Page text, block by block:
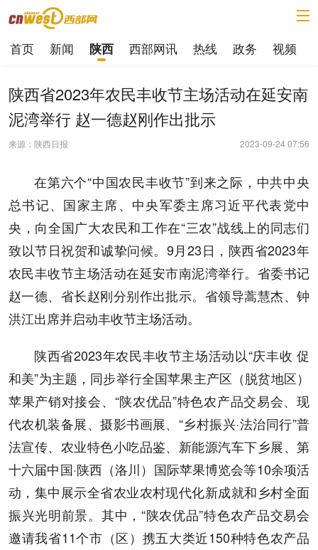
首页 新闻 陕西 西部网讯 热线 政务 视频
陕西省2023年农民丰收节主场活动在延安南
泥湾举行 赵一德赵刚作出批示
来源：陕西日报 2023-09-24 07:56
在第六个“中国农民丰收节”到来之际，中共中央
总书记、国家主席、中央军委主席习近平代表党中
央，向全国广大农民和工作在“三农”战线上的同志们
致以节日祝贺和诚挚问候。9月23日，陕西省2023年
农民丰收节主场活动在延安市南泥湾举行。省委书记
赵一德、省长赵刚分别作出批示。省领导蒿慧杰、钟
洪江出席并启动丰收节主场活动。
陕西省2023年农民丰收节主场活动以“庆丰收 促
和美”为主题，同步举行全国苹果主产区（脱贫地区）
苹果产销对接会、“陕农优品”特色农产品交易会、现
代农机装备展、摄影书画展、“乡村振兴·法治同行”普
法宣传、农业特色小吃品鉴、新能源汽车下乡展、第
十六届中国·陕西（洛川）国际苹果博览会等10余项活
动，集中展示全省农业农村现代化新成就和乡村全面
振兴光明前景。其中，“陕农优品”特色农产品交易会
邀请我省11个市（区）携五大类近150种特色农产品